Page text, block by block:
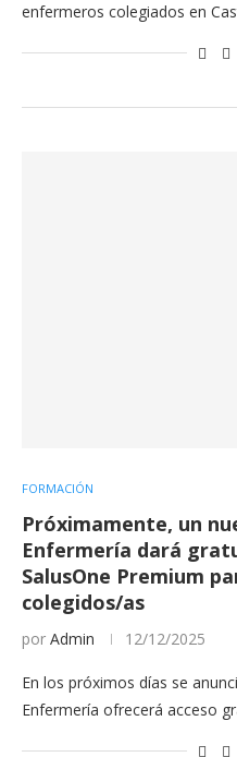
enfermeros colegiados en
FORMACIÓN
Próximamente, un
Enfermería dará
SalusOne Premium
colegidos/as
por Admin 12/12/2025
En los próximos días se
Enfermería ofrecerá acceso